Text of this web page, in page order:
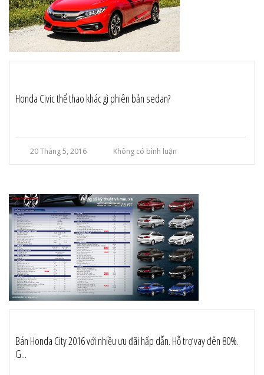
Honda Civic thể thao khác gì phiên bản sedan?
20 Tháng 5, 2016 Không có bình luận
Bán Honda City 2016 với nhiều ưu đãi hấp dẫn. Hỗ trợ vay đên 80%.
G...